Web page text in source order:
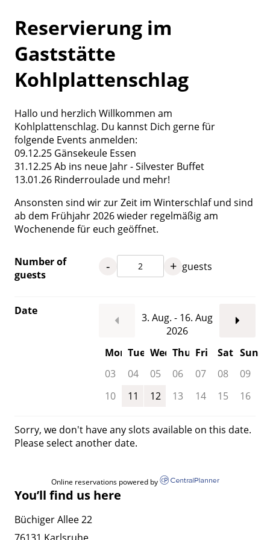
Reservierung im
Gaststätte
Kohlplattenschlag
Hallo und herzlich Willkommen am
Kohlplattenschlag. Du kannst Dich gerne für
folgende Events anmelden:
09.12.25 Gänsekeule Essen
31.12.25 Ab ins neue Jahr - Silvester Buffet
13.01.26 Rinderroulade und mehr!
Ansonsten sind wir zur Zeit im Winterschlaf und sind
ab dem Frühjahr 2026 wieder regelmäßig am
Wochenende für euch geöffnet.
Number of
guests
- + guests
Date
3. Aug. - 16. Aug
2026
Mon Tue Wed Thu Fri Sat Sun
03
04 05 06 07 08
09
10
11 12 13 14 15 16
Sorry, we don't have any slots available on this date.
Please select another date.
Online reservations powered by
You’ll find us here
Büchiger Allee 22